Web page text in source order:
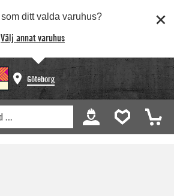
som ditt valda varuhus?
Välj annat varuhus
Göteborg